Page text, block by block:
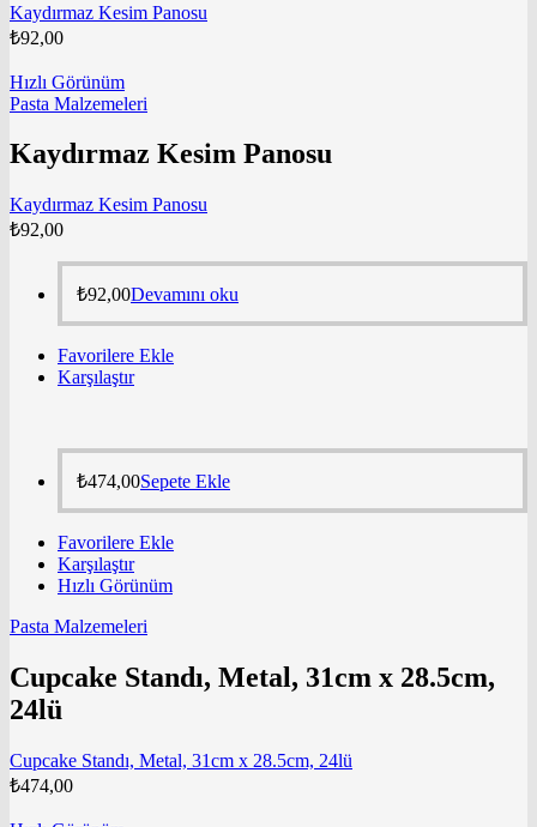
Kaydırmaz Kesim Panosu
₺92,00
Hızlı Görünüm
Pasta Malzemeleri
Kaydırmaz Kesim Panosu
Kaydırmaz Kesim Panosu
₺92,00
₺92,00Devamını oku
Favorilere Ekle
Karşılaştır
₺474,00Sepete Ekle
Favorilere Ekle
Karşılaştır
Hızlı Görünüm
Pasta Malzemeleri
Cupcake Standı, Metal, 31cm x 28.5cm,
24lü
Cupcake Standı, Metal, 31cm x 28.5cm, 24lü
₺474,00